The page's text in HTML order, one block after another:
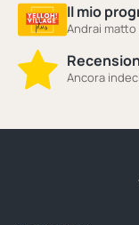
Il mio
Andrai
Ancora